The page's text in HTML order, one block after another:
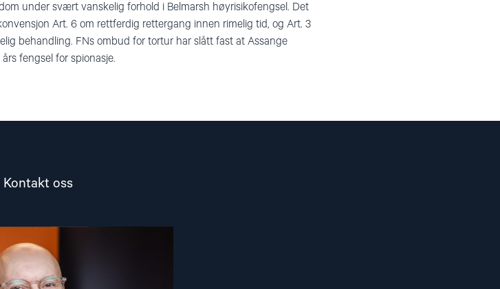
under svært vanskelig forhold i Belmarsh høyrisikofengsel. Det
Art. 6 om rettferdig rettergang innen rimelig tid, og Art. 3
behandling. FNs ombud for tortur har slått fast at Assange
fengsel for spionasje.
Kontakt oss
article
"Dag
A.
Fedøy"